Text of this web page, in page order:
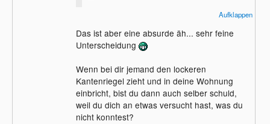
etwas versucht, das sie nicht konnte und
ist dementsprechend auf die Schnauze
Aufklappen
Das ist aber eine absurde äh... sehr feine
Unterscheidung
Wenn bei dir jemand den lockeren
Kantenriegel zieht und in deine Wohnung
einbricht, bist du dann auch selber schuld,
weil du dich an etwas versucht hast, was du
nicht konntest?